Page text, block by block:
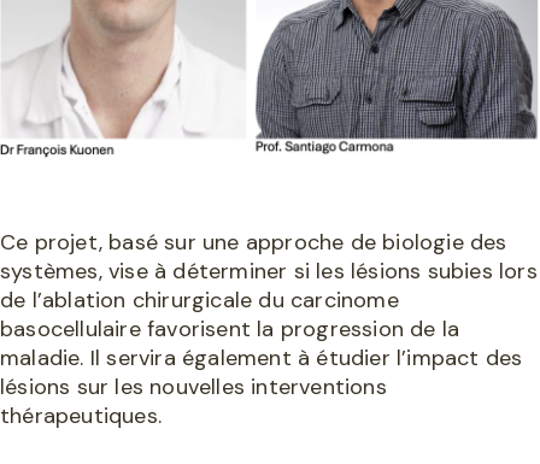
Ce projet, basé sur une approche de biologie des
systèmes, vise à déterminer si les lésions subies lors
de l’ablation chirurgicale du carcinome
basocellulaire favorisent la progression de la
maladie. Il servira également à étudier l’impact des
lésions sur les nouvelles interventions
thérapeutiques.